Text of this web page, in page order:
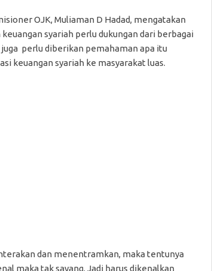
OJK, Muliaman D Hadad, mengatakan
syariah perlu dukungan dari berbagai
juga perlu diberikan pemahaman apa itu
keuangan syariah ke masyarakat luas.
dan menentramkan, maka tentunya
maka tak sayang. Jadi harus dikenalkan